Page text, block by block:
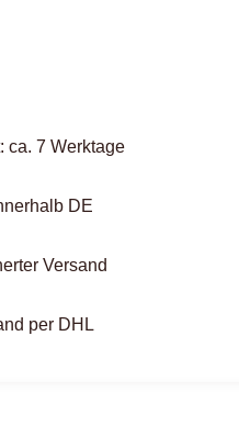
ca. 7 Werktage
DE
Versand
per DHL